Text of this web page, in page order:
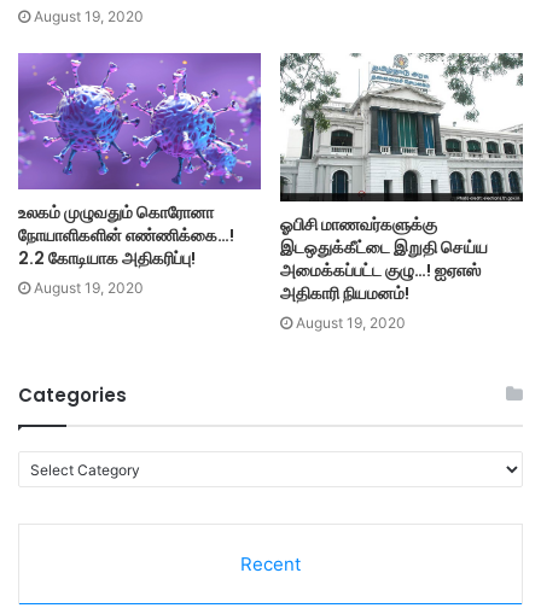
August 19, 2020
உலகம் முழுவதும் கொரோனா
நோயாளிகளின் எண்ணிக்கை…!
2.2 கோடியாக அதிகரிப்பு!
August 19, 2020
ஓபிசி மாணவர்களுக்கு
இடஒதுக்கீட்டை இறுதி செய்ய
அமைக்கப்பட்ட குழு…! ஐஏஎஸ்
அதிகாரி நியமனம்!
August 19, 2020
Categories
a
Recent